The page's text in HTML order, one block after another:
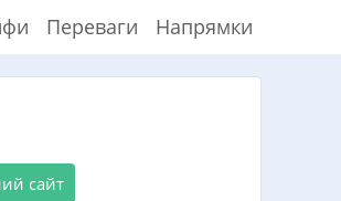
Переваги Напрямки
сайт